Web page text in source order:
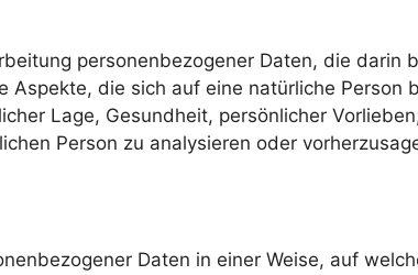
personenbezogener Daten, die darin
die sich auf eine natürliche Person
Lage, Gesundheit, persönlicher
Person zu analysieren oder
Daten in einer Weise, auf